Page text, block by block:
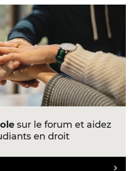
sur le forum et aidez
en droit